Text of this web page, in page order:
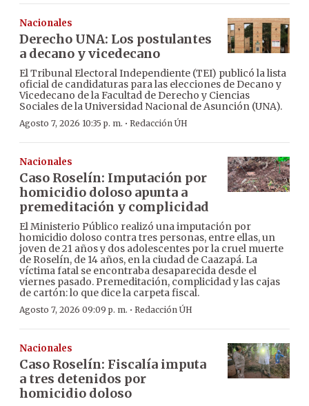
Nacionales
Derecho UNA: Los postulantes
a decano y vicedecano
El Tribunal Electoral Independiente (TEI) publicó la lista
oficial de candidaturas para las elecciones de Decano y
Vicedecano de la Facultad de Derecho y Ciencias
Sociales de la Universidad Nacional de Asunción (UNA).
Agosto 7, 2026 10:35 p. m. · Redacción ÚH
Nacionales
Caso Roselín: Imputación por
homicidio doloso apunta a
premeditación y complicidad
El Ministerio Público realizó una imputación por
homicidio doloso contra tres personas, entre ellas, un
joven de 21 años y dos adolescentes por la cruel muerte
de Roselín, de 14 años, en la ciudad de Caazapá. La
víctima fatal se encontraba desaparecida desde el
viernes pasado. Premeditación, complicidad y las cajas
de cartón: lo que dice la carpeta fiscal.
Agosto 7, 2026 09:09 p. m. · Redacción ÚH
Nacionales
Caso Roselín: Fiscalía imputa
a tres detenidos por
homicidio doloso